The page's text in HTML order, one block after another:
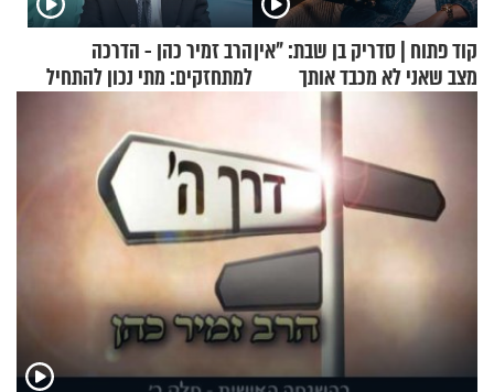
קוד פתוח | סדריק בן שבת: "אין
מצב שאני לא מכבד אותך
בבוקר בהנחת תפילין"
הרב זמיר כהן - הדרכה
למתחזקים: מתי נכון להתחיל